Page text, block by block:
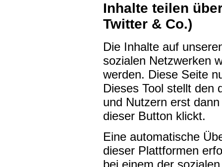
Inhalte teilen
Twitter & Co.)
Die Inhalte auf
sozialen Netzwerken
werden. Diese Seite
Dieses Tool stellt den
und Nutzern erst
dieser Button klickt.
Eine automatische
dieser Plattformen